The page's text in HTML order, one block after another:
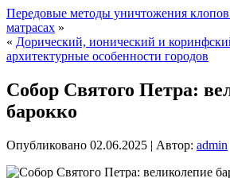
Передовые методы уничтожения клопов
матрасах »
« Дорический, ионический и
архитектурные особенности городов
Собор Святого Петра:
барокко
Опубликовано 02.06.2025 | Автор: admin